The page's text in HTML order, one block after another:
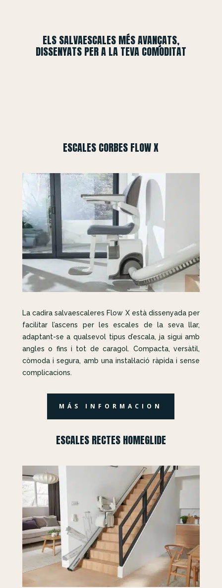
ELS SALVAESCALES MÉS AVANÇATS,
DISSENYATS PER A LA TEVA COMODITAT
ESCALES CORBES FLOW X
La cadira salvaescaleres Flow X està dissenyada per
facilitar l’ascens per les escales de la seva llar,
adaptant-se a qualsevol tipus d’escala, ja sigui amb
angles o fins i tot de caragol. Compacta, versàtil,
còmoda i segura, amb una instal·lació ràpida i sense
complicacions.
MÁS INFORMACION
ESCALES RECTES HOMEGLIDE